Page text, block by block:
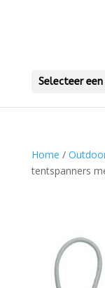
Selecteer een
Home /
tentspanners